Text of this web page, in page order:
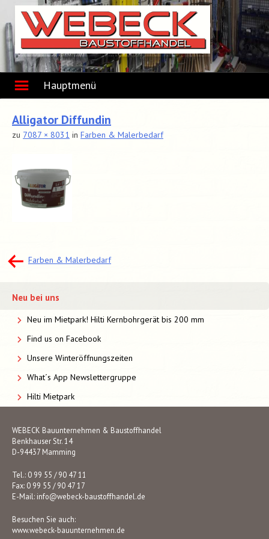
content
Hauptmenü
Alligator Diffundin
zu 7087 × 8031 in Farben & Malerbedarf
Beitragsnavigation
Farben & Malerbedarf
Neu bei uns
Neu im Mietpark! Hilti Kernbohrgerät bis 200 mm
Find us on Facebook
Unsere Winteröffnungszeiten
What´s App Newslettergruppe
Hilti Mietpark
WEBECK Bauunternehmen & Baustoffhandel
Benkhauser Str. 14
D-94437 Mamming
Tel.: 0 99 55 / 90 47 11
Fax: 0 99 55 / 90 47 17
E-Mail: info@webeck-baustoffhandel.de
Besuchen Sie auch:
www.webeck-bauunternehmen.de